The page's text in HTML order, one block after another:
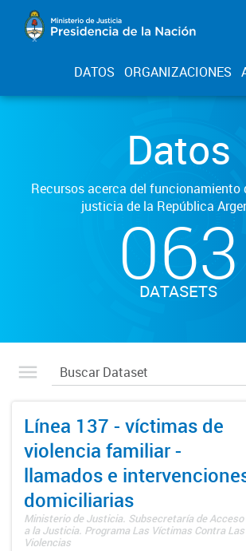
DATOS ORGANIZACIONES
Datos
Recursos acerca del funcionamiento
justicia de la República
063
DATASETS
Línea 137 - víctimas de
violencia familiar -
llamados e
domiciliarias
Ministerio de Justicia. Subsecretaría de Acceso
a la Justicia. Programa Las Víctimas Contra Las
Violencias